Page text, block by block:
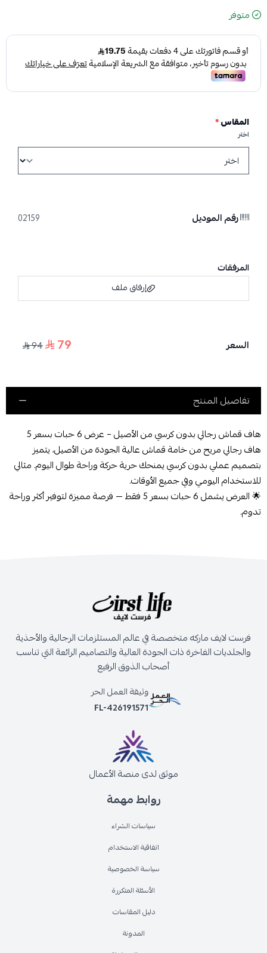
متوفر
المقاس*
اختر
رقم الموديل 02159
المرفقات
إرفاق ملف
السعر 79
94
تفاصيل المنتج
هاف قماش رجالي بدون كرسي من الأصيل – عرض 6 حبات بسعر 5
هاف رجالي مريح من خامة قماش عالية الجودة من الأصيل، يتميز
بتصميم عملي بدون كرسي يمنحك حرية حركة وراحة طوال اليوم. مثالي
للاستخدام اليومي وفي جميع الأوقات.
🌟 العرض يشمل 6 حبات بسعر 5 فقط — فرصة مميزة لتوفير أكثر وراحة
تدوم.
روابط مهمة
سياسات الشراء
اتفاقية الاستخدام
سياسة الخصوصية
الأسئلة المتكررة
دليل المقاسات
المدونة
فرست لايف ماركه متخصصة في عالم المستلزمات الرجالية والأحذية
والجلديات الفاخرة ذات الجودة العالية والتصاميم الرائعة التي تناسب
أصحاب الذوق الرفيع
وثيقة العمل الحر
FL-426191571
موثق لدى منصة الأعمال